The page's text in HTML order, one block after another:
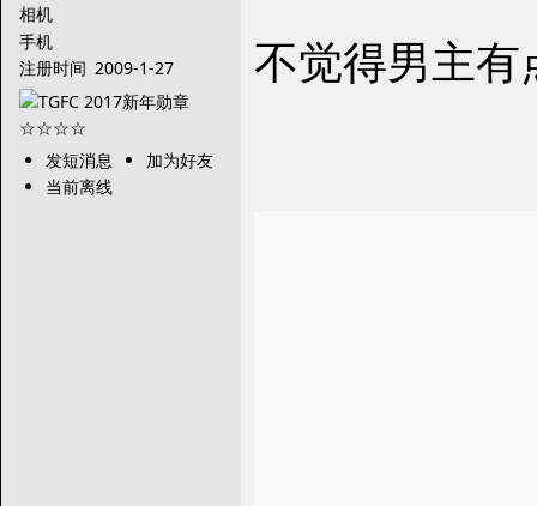
相机
手机
注册时间 2009-1-27
发短消息
加为好友
当前离线
不觉得男主